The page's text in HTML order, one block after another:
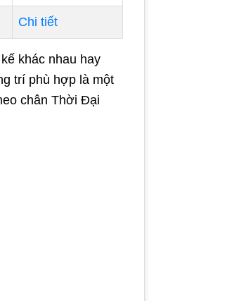
Chi tiết
khác nhau hay
trí phù hợp là một
chân Thời Đại